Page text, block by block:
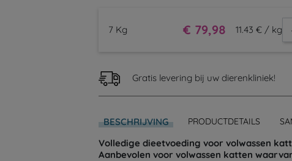
7 Kg € 79,98 11.43 € / kg
Gratis levering bij uw dierenkliniek!
BESCHRIJVING PRODUCTDETAILS
Volledige dieetvoeding voor volwassen
Aanbevolen voor volwassen katten